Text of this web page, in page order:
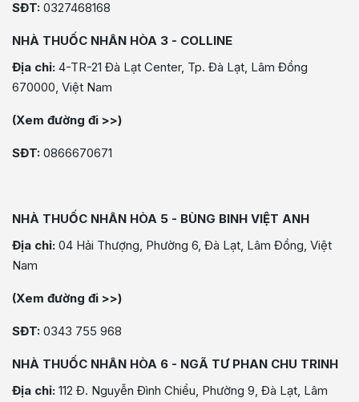
SĐT: 0327468168
NHÀ THUỐC NHÂN HÒA 3 - COLLINE
Địa chỉ: 4-TR-21 Đà Lạt Center, Tp. Đà Lạt, Lâm Đồng
670000, Việt Nam
(Xem đường đi >>)
SĐT: 0866670671
NHÀ THUỐC NHÂN HÒA 5 - BÙNG BINH VIỆT ANH
Địa chỉ: 04 Hải Thượng, Phường 6, Đà Lạt, Lâm Đồng, Việt
Nam
(Xem đường đi >>)
SĐT: 0343 755 968
NHÀ THUỐC NHÂN HÒA 6 - NGÃ TƯ PHAN CHU TRINH
Địa chỉ: 112 Đ. Nguyễn Đình Chiểu, Phường 9, Đà Lạt, Lâm